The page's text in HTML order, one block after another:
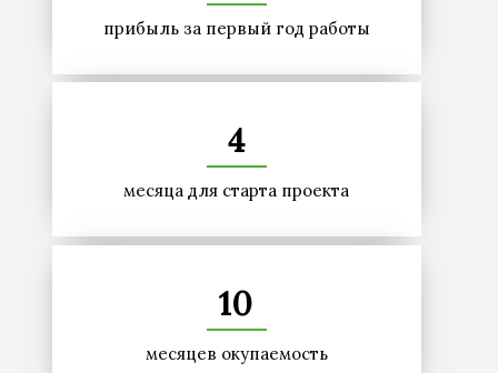
прибыль за первый год работы
4
месяца для старта проекта
10
месяцев окупаемость